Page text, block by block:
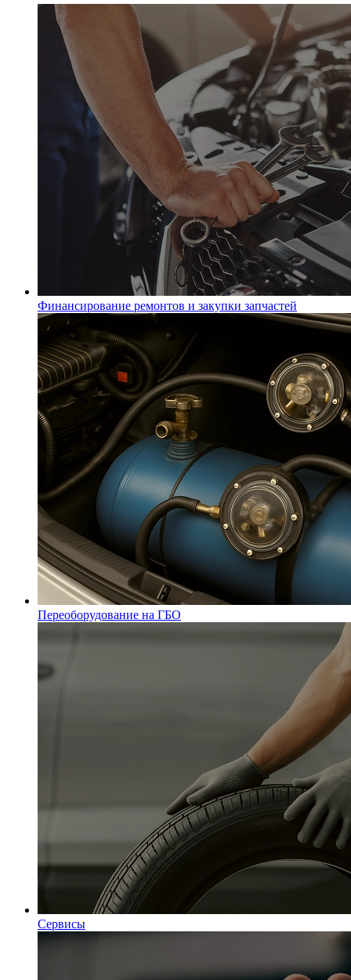
Финансирование ремонтов и закупки запчастей
Переоборудование на ГБО
Сервисы